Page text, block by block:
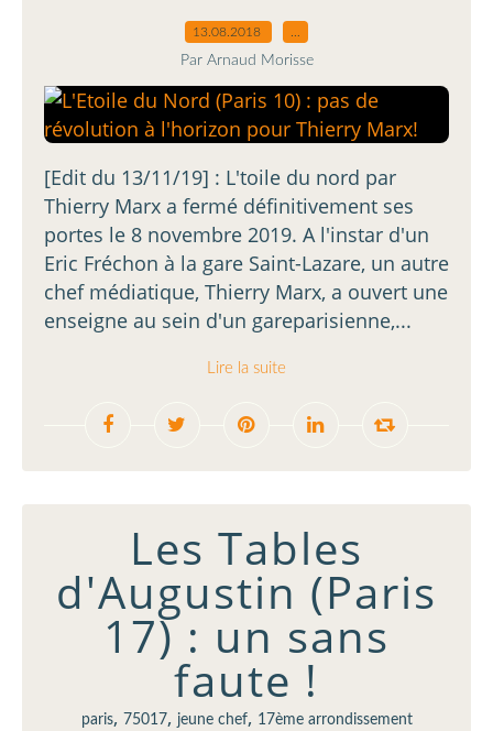
13.08.2018
Par Arnaud Morisse
[Edit du 13/11/19] : L'toile du nord par
Thierry Marx a fermé définitivement ses
portes le 8 novembre 2019. A l'instar d'un
Eric Fréchon à la gare Saint-Lazare, un autre
chef médiatique, Thierry Marx, a ouvert une
enseigne au sein d'un gareparisienne,...
Lire la suite
Les Tables
d'Augustin (Paris
17) : un sans
faute !
paris, 75017, jeune chef, 17ème arrondissement